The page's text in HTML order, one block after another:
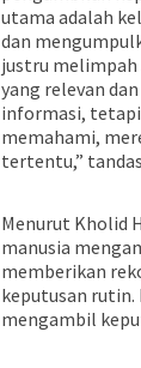
utama adalah
dan
justru
yang relevan
informasi, tetapi
memahami,
tertentu,”
Menurut Kholid
manusia
memberikan
keputusan rutin.
mengambil